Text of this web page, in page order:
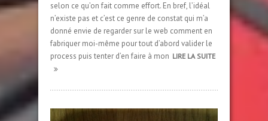
selon ce qu’on fait comme effort. En bref, l’idéal
n’existe pas et c’est ce genre de constat qui m’a
donné envie de regarder sur le web comment en
fabriquer moi-même pour tout d’abord valider le
process puis tenter d’en faire à mon LIRE LA SUITE